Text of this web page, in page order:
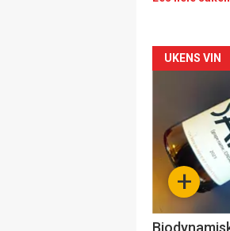
Forsiden
akkurat
nå
-
+
UKENS VIN